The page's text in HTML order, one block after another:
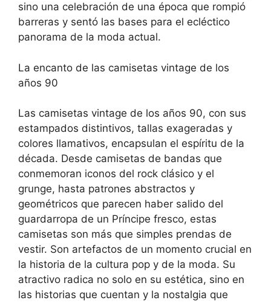
sino una celebración de una época que rompió
barreras y sentó las bases para el ecléctico
panorama de la moda actual.
La encanto de las camisetas vintage de los
años 90
Las camisetas vintage de los años 90, con sus
estampados distintivos, tallas exageradas y
colores llamativos, encapsulan el espíritu de la
década. Desde camisetas de bandas que
conmemoran iconos del rock clásico y el
grunge, hasta patrones abstractos y
geométricos que parecen haber salido del
guardarropa de un Príncipe fresco, estas
camisetas son más que simples prendas de
vestir. Son artefactos de un momento crucial en
la historia de la cultura pop y de la moda. Su
atractivo radica no solo en su estética, sino en
las historias que cuentan y la nostalgia que